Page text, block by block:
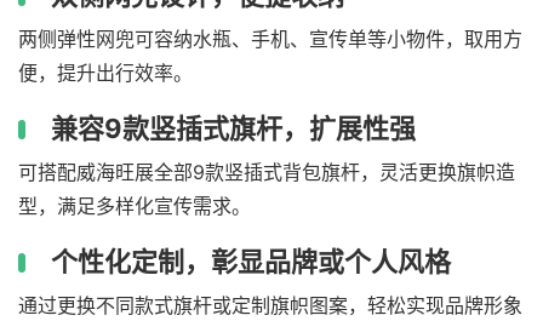
两侧弹性网兜可容纳水瓶、手机、宣传单等小物件，取用方
便，提升出行效率。
兼容9款竖插式旗杆，扩展性强
可搭配威海旺展全部9款竖插式背包旗杆，灵活更换旗帜造
型，满足多样化宣传需求。
个性化定制，彰显品牌或个人风格
通过更换不同款式旗杆或定制旗帜图案，轻松实现品牌形象